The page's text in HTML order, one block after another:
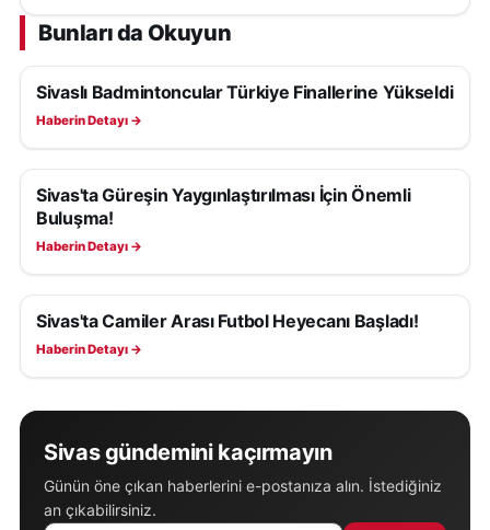
Bunları da Okuyun
SPOR
Sivaslı Badmintoncular Türkiye Finallerine Yükseldi
Haberin Detayı →
SPOR
Sivas'ta Güreşin Yaygınlaştırılması İçin Önemli
Buluşma!
Haberin Detayı →
SPOR
Sivas'ta Camiler Arası Futbol Heyecanı Başladı!
Haberin Detayı →
Sivas gündemini kaçırmayın
Günün öne çıkan haberlerini e-postanıza alın. İstediğiniz
an çıkabilirsiniz.